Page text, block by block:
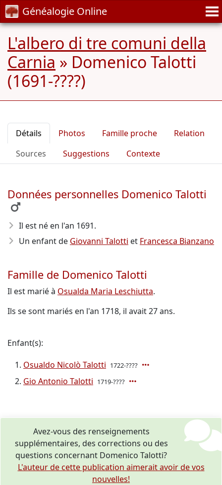
Généalogie Online
L'albero di tre comuni della
Carnia » Domenico Talotti
(1691-????)
Détails Photos Famille proche
Relation
Sources
Suggestions Contexte
Données personnelles Domenico Talotti
Il est né en l'an 1691.
Un enfant de Giovanni Talotti et Francesca Bianzano
Famille de Domenico Talotti
Il est marié à Osualda Maria Leschiutta.
Ils se sont mariés en l'an 1718, il avait 27 ans.
Enfant(s):
Osualdo Nicolò Talotti 1722-????
Gio Antonio Talotti 1719-????
Avez-vous des renseignements
supplémentaires, des corrections ou des
questions concernant Domenico Talotti?
L'auteur de cette publication aimerait avoir de vos
nouvelles!